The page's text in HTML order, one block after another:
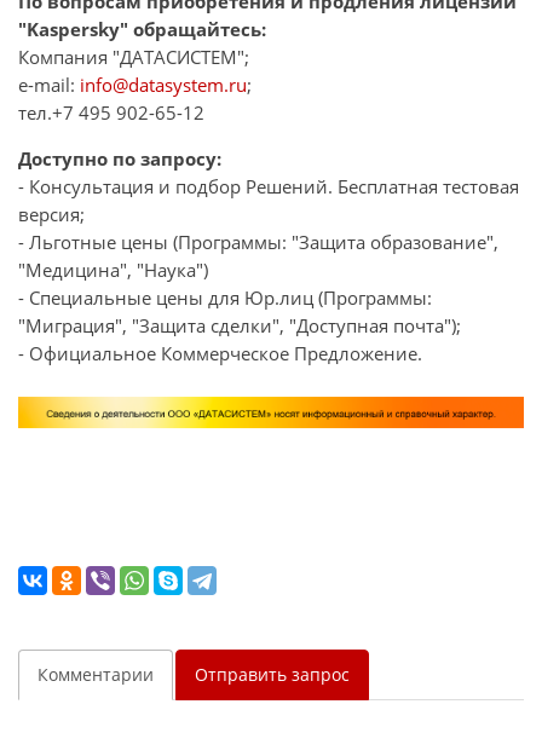
"Kaspersky" обращайтесь:
Компания "ДАТАСИСТЕМ";
e-mail: info@datasystem.ru;
тел.+7 495 902-65-12
Доступно по запросу:
- Консультация и подбор Решений. Бесплатная тестовая
версия;
- Льготные цены (Программы: "Защита образование",
"Медицина", "Наука")
- Специальные цены для Юр.лиц (Программы:
"Миграция", "Защита сделки", "Доступная почта");
- Официальное Коммерческое Предложение.
Комментарии Отправить запрос